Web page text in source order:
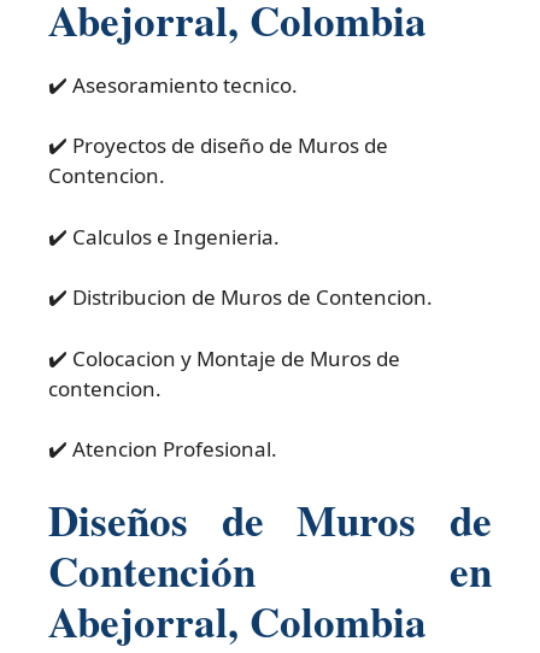
Abejorral, Colombia
✔️ Asesoramiento tecnico.
✔️ Proyectos de diseño de Muros de
Contencion.
✔️ Calculos e Ingenieria.
✔️ Distribucion de Muros de Contencion.
✔️ Colocacion y Montaje de Muros de
contencion.
✔️ Atencion Profesional.
Diseños de Muros de
Contención en
Abejorral, Colombia